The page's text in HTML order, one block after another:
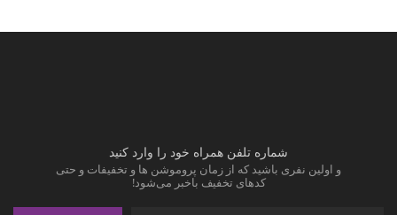
شماره تلفن همراه خود را وارد کنید
و اولین نفری باشید که از زمان پروموشن ها و تخفیفات و حتی
کدهای تخفیف باخبر می‌شود!